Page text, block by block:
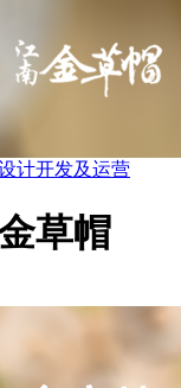
计开发及运营
草帽